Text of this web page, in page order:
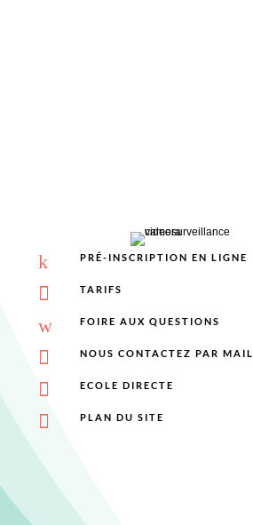
k PRÉ-INSCRIPTION EN LIGNE
 TARIFS
w FOIRE AUX QUESTIONS
 NOUS CONTACTEZ PAR MAIL
 ECOLE DIRECTE
 PLAN DU SITE